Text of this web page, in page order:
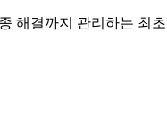
해결까지 관리하는